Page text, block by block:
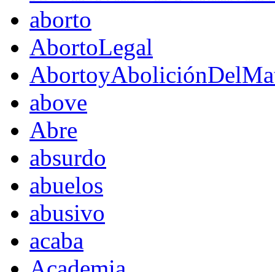
aborto
AbortoLegal
above
Abre
absurdo
abuelos
abusivo
acaba